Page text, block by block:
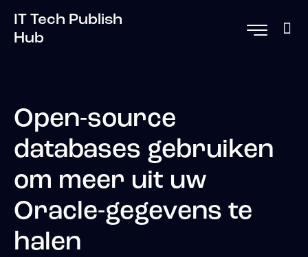
IT Tech Publish
Hub
Open-source
databases gebruiken
om meer uit uw
Oracle-gegevens te
halen